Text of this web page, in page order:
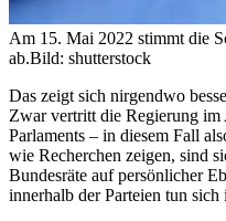
Am 15. Mai 2022 stimmt die
ab.Bild: shutterstock
Das zeigt sich nirgendwo
Zwar vertritt die Regierung
Parlaments – in diesem Fall
wie Recherchen zeigen, sind
Bundesräte auf persönlicher
innerhalb der Parteien tun